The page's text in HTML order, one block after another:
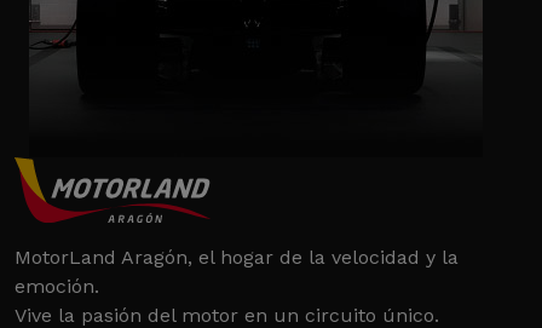
MotorLand Aragón, el hogar de la velocidad y la
emoción.
Vive la pasión del motor en un circuito único.